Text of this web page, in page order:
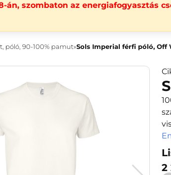
án, szombaton az energiafogyasztás
póló, 90-100% pamut Sols Imperial férfi póló, Off
2